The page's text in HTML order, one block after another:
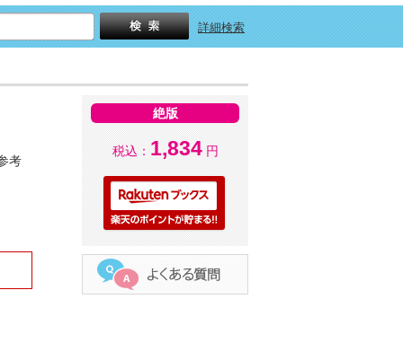
詳細検索
考
絶版
税込： 1,834円